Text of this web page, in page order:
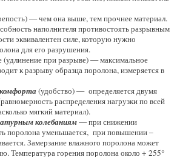
— чем она выше, тем прочнее материал.
наполнителя противостоять разрывным
эквивалентен силе, которую нужно
для его разрушения.
(удлинение при разрыве) — максимальное
к разрыву образца поролона, измеряется в
(удобство) — определяется двумя
распределения нагрузки по всей
мягкий материал).
колебаниям— при снижении
поролона уменьшается, при повышении –
Замерзание влажного поролона может
Температура горения поролона около + 255°